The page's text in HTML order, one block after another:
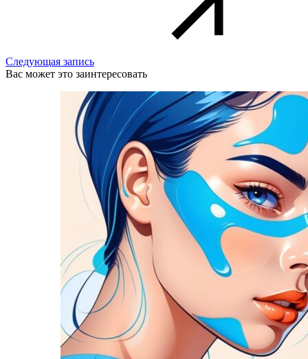
Следующая запись
Вас может это заинтересовать